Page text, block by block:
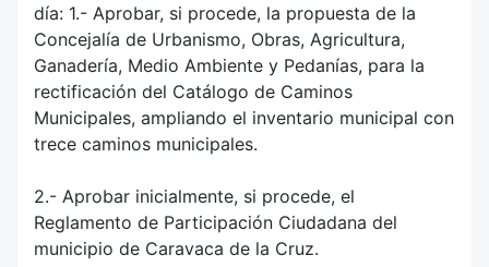
día: 1.- Aprobar, si procede, la propuesta de la
Concejalía de Urbanismo, Obras, Agricultura,
Ganadería, Medio Ambiente y Pedanías, para la
rectificación del Catálogo de Caminos
Municipales, ampliando el inventario municipal con
trece caminos municipales.
2.- Aprobar inicialmente, si procede, el
Reglamento de Participación Ciudadana del
municipio de Caravaca de la Cruz.